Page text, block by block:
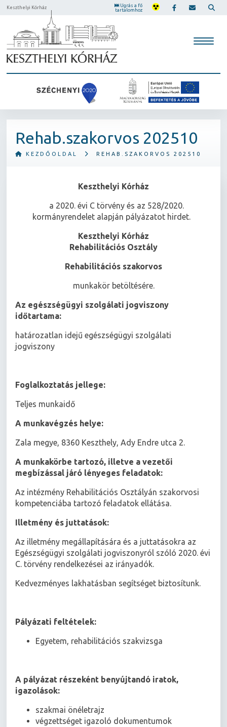
Keszthelyi Kórház
Ugrás a fő
tartalomhoz
Rehab.szakorvos 202510
KEZDŐOLDAL REHAB.SZAKORVOS 202510
Keszthelyi Kórház
a 2020. évi C törvény és az 528/2020.
kormányrendelet alapján pályázatot hirdet.
Keszthelyi Kórház
Rehabilitációs Osztály
Rehabilitációs szakorvos
munkakör betöltésére.
Az egészségügyi szolgálati jogviszony
időtartama:
határozatlan idejű egészségügyi szolgálati
jogviszony
Foglalkoztatás jellege:
Teljes munkaidő
A munkavégzés helye:
Zala megye, 8360 Keszthely, Ady Endre utca 2.
A munkakörbe tartozó, illetve a vezetői
megbízással járó lényeges feladatok:
Az intézmény Rehabilitációs Osztályán szakorvosi
kompetenciába tartozó feladatok ellátása.
Illetmény és juttatások:
Az illetmény megállapítására és a juttatásokra az
Egészségügyi szolgálati jogviszonyról szóló 2020. évi
C. törvény rendelkezései az irányadók.
Kedvezményes lakhatásban segítséget biztosítunk.
Pályázati feltételek:
Egyetem, rehabilitációs szakvizsga
A pályázat részeként benyújtandó iratok,
igazolások:
szakmai önéletrajz
végzettséget igazoló dokumentumok